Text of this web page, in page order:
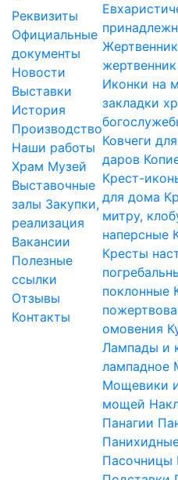
Реквизиты
Официальные
документы
Новости
Выставки
История
Производство
Наши работы
Храм Музей
Выставочные
залы Закупки,
реализация
Вакансии
Полезные
ссылки
Отзывы
Контакты
жертвенник
Иконки на
закладки
Ковчеги
даров
Крест-
для дома
митру,
наперсные
Кресты
поклонные
омовения
Лампады и
лампадное
Мощевики
мощей
Панагии
Пасочницы